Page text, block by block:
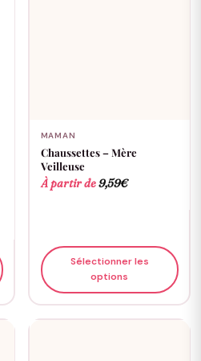
MAMAN
Chaussettes – Mère
Veilleuse
À partir de9,59€
Sélectionner les
options